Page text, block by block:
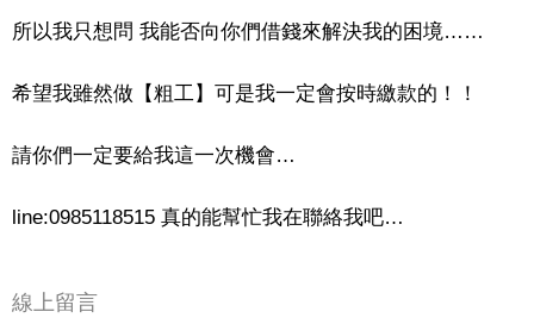
所以我只想問 我能否向你們借錢來解決我的困境……
希望我雖然做【粗工】可是我一定會按時繳款的！！
請你們一定要給我這一次機會…
line:0985118515 真的能幫忙我在聯絡我吧…
線上留言